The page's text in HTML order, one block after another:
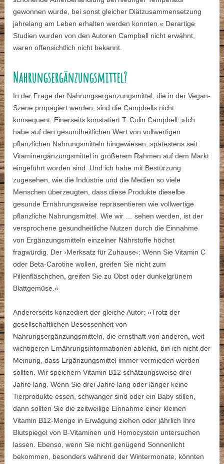
gewonnen wurde, bei sonst gleicher Diätzusammensetzung
jahrelang am Leben erhalten werden konnten.« Derartige
Studien wurden von den Autoren Campbell nicht erwähnt,
waren offensichtlich nicht bekannt.
Nahrungsergänzungsmittel?
In der Frage der Nahrungsergänzungsmittel, die in der Vegan-
Szene propagiert werden, sind die Campbells nicht
konsequent. Einerseits konstatiert T. Colin Campbell: »Ich
habe auf den gesundheitlichen Wert von vollwertigen
pflanzlichen Nahrungsmitteln hingewiesen, spätestens seit
Vitaminergänzungsmittel in größerem Rahmen auf dem Markt
eingeführt worden sind. Und ich habe mit Bestürzung
zugesehen, wie die Industrie und die Medien so viele
Menschen überzeugten, dass diese Produkte dieselbe
gesunde Ernährungsweise repräsentieren wie vollwertige
pflanzliche Nahrungsmittel. Wie wir … sehen werden, ist der
versprochene gesundheitliche Nutzen durch die Einnahme
von Ergänzungsmitteln einzelner Nährstoffe höchst
fragwürdig. Der ›Merksatz für Zuhause‹: Wenn Sie Vitamin C
oder Beta-Carotine wollen, greifen Sie nicht zum
Pillenfläschchen, greifen Sie zu Obst oder dunkelgrünem
Blattgemüse.«
Andererseits konzediert der gleiche Autor: »Trotz der
gesellschaftlichen Besessenheit von
Nahrungsergänzungsmitteln, die ernsthaft von anderen, weit
wichtigeren Ernährungsinformationen ablenkt, bin ich nicht der
Meinung, dass Ergänzungsmittel immer vermieden werden
sollten. Wir speichern Vitamin B12 schätzungsweise drei
Jahre lang. Wenn Sie drei Jahre lang oder länger keine
Tierprodukte essen, schwanger sind oder ein Baby stillen,
dann sollten Sie die zeitweilige Einnahme einer kleinen
Vitamin B12-Menge in Erwägung ziehen oder jährlich Ihre
Blutspiegel von B-Vitaminen und Homocystein untersuchen
lassen. Ebenso, wenn Sie nicht genügend Sonnenlicht
bekommen, besonders während der Wintermonate, könnten